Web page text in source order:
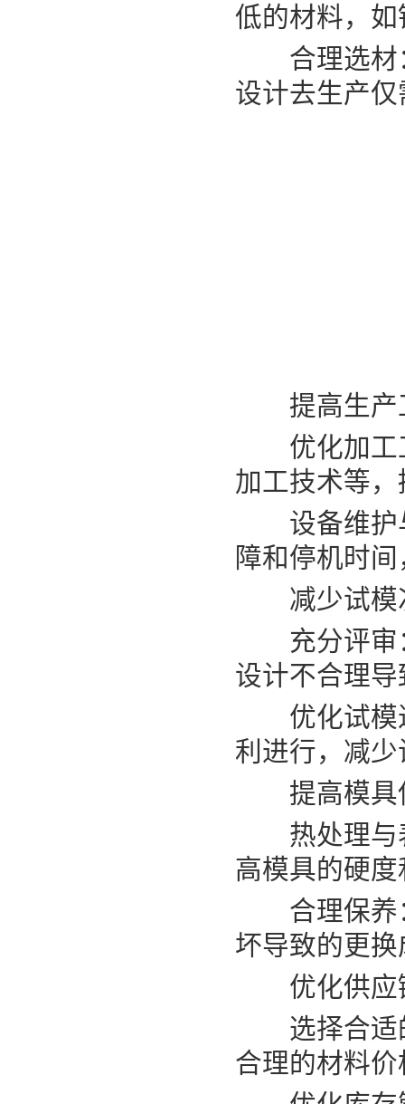
低的材料，
合理选材：
设计去生产
提高生产
优化加工工
加工技术等
设备维护与
障和停机时
减少试模
充分评审：
设计不合理
优化试模过
利进行，减
提高模具
热处理与表
高模具的硬
合理保养：
坏导致的更
优化供应
选择合适的
合理的材料